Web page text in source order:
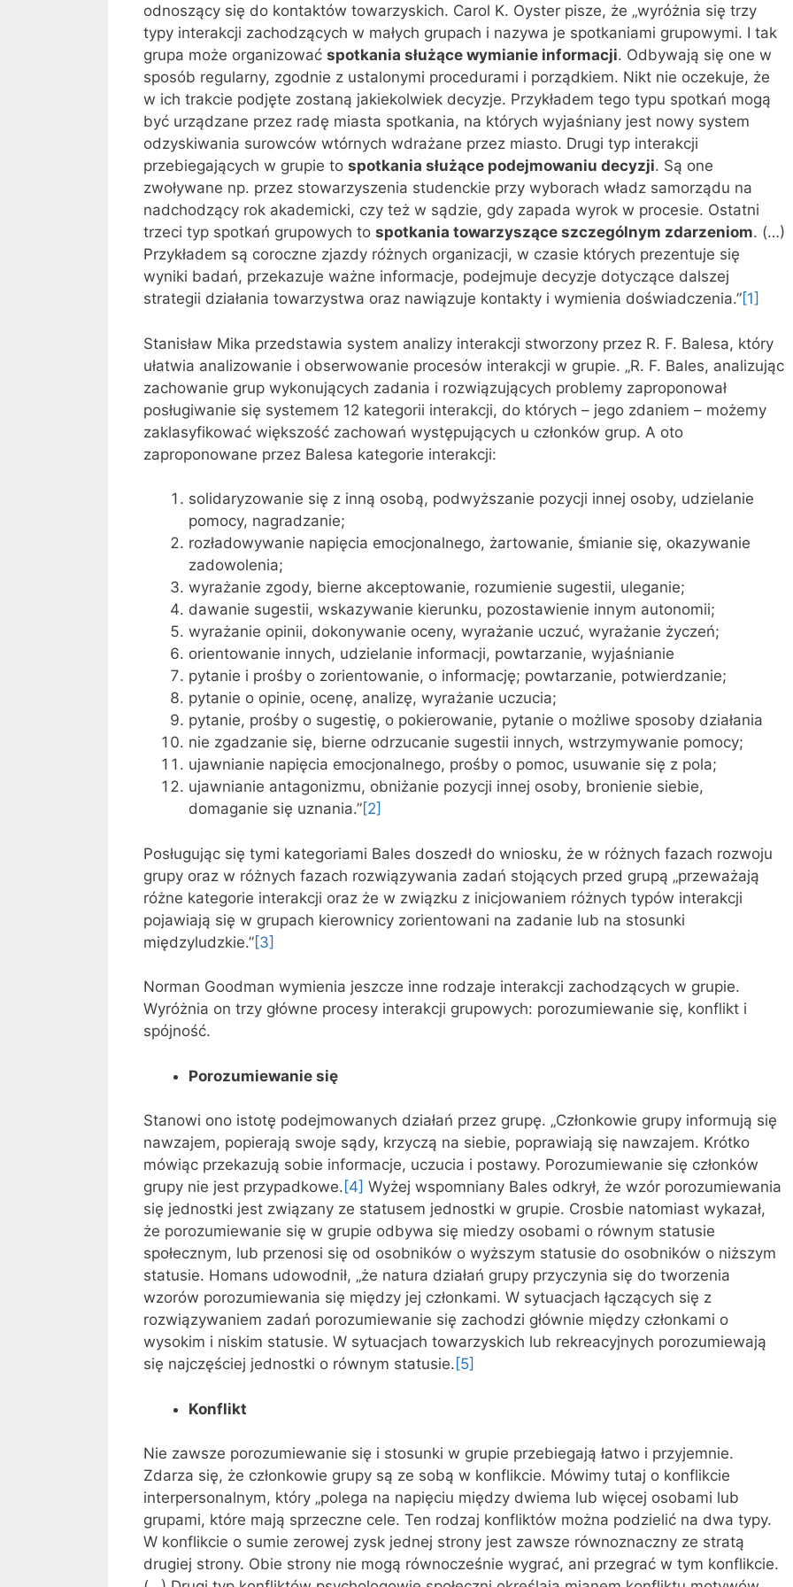
odnoszący się do kontaktów towarzyskich. Carol K. Oyster pisze, że „wyróżnia się trzy
typy interakcji zachodzących w małych grupach i nazywa je spotkaniami grupowymi. I tak
grupa może organizować spotkania służące wymianie informacji. Odbywają się one w
sposób regularny, zgodnie z ustalonymi procedurami i porządkiem. Nikt nie oczekuje, że
w ich trakcie podjęte zostaną jakiekolwiek decyzje. Przykładem tego typu spotkań mogą
być urządzane przez radę miasta spotkania, na których wyjaśniany jest nowy system
odzyskiwania surowców wtórnych wdrażane przez miasto. Drugi typ interakcji
przebiegających w grupie to spotkania służące podejmowaniu decyzji. Są one
zwoływane np. przez stowarzyszenia studenckie przy wyborach władz samorządu na
nadchodzący rok akademicki, czy też w sądzie, gdy zapada wyrok w procesie. Ostatni
trzeci typ spotkań grupowych to spotkania towarzyszące szczególnym zdarzeniom. (…)
Przykładem są coroczne zjazdy różnych organizacji, w czasie których prezentuje się
wyniki badań, przekazuje ważne informacje, podejmuje decyzje dotyczące dalszej
strategii działania towarzystwa oraz nawiązuje kontakty i wymienia doświadczenia.”[1]
Stanisław Mika przedstawia system analizy interakcji stworzony przez R. F. Balesa, który
ułatwia analizowanie i obserwowanie procesów interakcji w grupie. „R. F. Bales, analizując
zachowanie grup wykonujących zadania i rozwiązujących problemy zaproponował
posługiwanie się systemem 12 kategorii interakcji, do których – jego zdaniem – możemy
zaklasyfikować większość zachowań występujących u członków grup. A oto
zaproponowane przez Balesa kategorie interakcji:
solidaryzowanie się z inną osobą, podwyższanie pozycji innej osoby, udzielanie
pomocy, nagradzanie;
rozładowywanie napięcia emocjonalnego, żartowanie, śmianie się, okazywanie
zadowolenia;
wyrażanie zgody, bierne akceptowanie, rozumienie sugestii, uleganie;
dawanie sugestii, wskazywanie kierunku, pozostawienie innym autonomii;
wyrażanie opinii, dokonywanie oceny, wyrażanie uczuć, wyrażanie życzeń;
orientowanie innych, udzielanie informacji, powtarzanie, wyjaśnianie
pytanie i prośby o zorientowanie, o informację; powtarzanie, potwierdzanie;
pytanie o opinie, ocenę, analizę, wyrażanie uczucia;
pytanie, prośby o sugestię, o pokierowanie, pytanie o możliwe sposoby działania
nie zgadzanie się, bierne odrzucanie sugestii innych, wstrzymywanie pomocy;
ujawnianie napięcia emocjonalnego, prośby o pomoc, usuwanie się z pola;
ujawnianie antagonizmu, obniżanie pozycji innej osoby, bronienie siebie,
domaganie się uznania.”[2]
Posługując się tymi kategoriami Bales doszedł do wniosku, że w różnych fazach rozwoju
grupy oraz w różnych fazach rozwiązywania zadań stojących przed grupą „przeważają
różne kategorie interakcji oraz że w związku z inicjowaniem różnych typów interakcji
pojawiają się w grupach kierownicy zorientowani na zadanie lub na stosunki
międzyludzkie.”[3]
Norman Goodman wymienia jeszcze inne rodzaje interakcji zachodzących w grupie.
Wyróżnia on trzy główne procesy interakcji grupowych: porozumiewanie się, konflikt i
spójność.
Porozumiewanie się
Stanowi ono istotę podejmowanych działań przez grupę. „Członkowie grupy informują się
nawzajem, popierają swoje sądy, krzyczą na siebie, poprawiają się nawzajem. Krótko
mówiąc przekazują sobie informacje, uczucia i postawy. Porozumiewanie się członków
grupy nie jest przypadkowe. [4] Wyżej wspomniany Bales odkrył, że wzór porozumiewania
się jednostki jest związany ze statusem jednostki w grupie. Crosbie natomiast wykazał,
że porozumiewanie się w grupie odbywa się miedzy osobami o równym statusie
społecznym, lub przenosi się od osobników o wyższym statusie do osobników o niższym
statusie. Homans udowodnił, „że natura działań grupy przyczynia się do tworzenia
wzorów porozumiewania się między jej członkami. W sytuacjach łączących się z
rozwiązywaniem zadań porozumiewanie się zachodzi głównie między członkami o
wysokim i niskim statusie. W sytuacjach towarzyskich lub rekreacyjnych porozumiewają
się najczęściej jednostki o równym statusie. [5]
Konflikt
Nie zawsze porozumiewanie się i stosunki w grupie przebiegają łatwo i przyjemnie.
Zdarza się, że członkowie grupy są ze sobą w konflikcie. Mówimy tutaj o konflikcie
interpersonalnym, który „polega na napięciu między dwiema lub więcej osobami lub
grupami, które mają sprzeczne cele. Ten rodzaj konfliktów można podzielić na dwa typy.
W konflikcie o sumie zerowej zysk jednej strony jest zawsze równoznaczny ze stratą
drugiej strony. Obie strony nie mogą równocześnie wygrać, ani przegrać w tym konflikcie.